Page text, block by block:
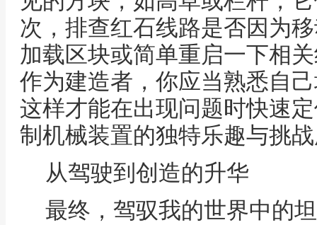
次，排查红石线路是否因为
加载区块或简单重启一下相
作为建造者，你应当熟悉自
这样才能在出现问题时快速
制机械装置的独特乐趣与挑
从驾驶到创造的升华
最终，驾驭我的世界中的